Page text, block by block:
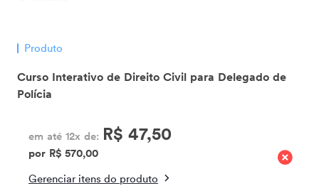
Produto
Curso Interativo de Direito Civil para Delegado de
Polícia
em até 12x de: R$ 47,50
por R$ 570,00
Gerenciar itens do produto